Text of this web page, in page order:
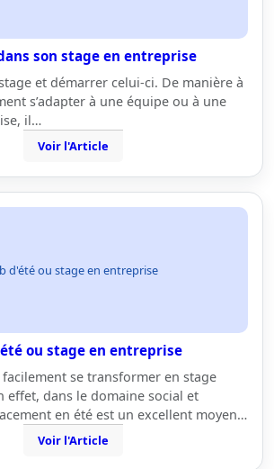
son stage en entreprise
et démarrer celui-ci. De manière à
s’adapter à une équipe ou à une
il…
Voir l'Article
d'été ou stage en entreprise
ou stage en entreprise
facilement se transformer en stage
effet, dans le domaine social et
en été est un excellent moyen…
Voir l'Article